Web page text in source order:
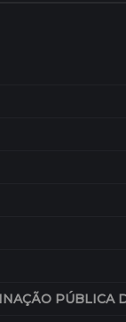
PÚBLICA